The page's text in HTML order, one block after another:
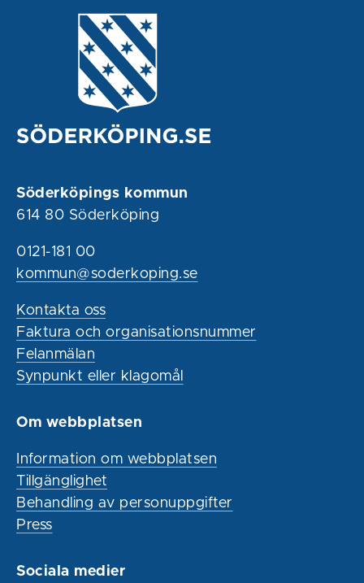
Söderköpings kommun
614 80 Söderköping
0121-181 00
kommun@soderkoping.se
Kontakta oss
Faktura och organisationsnummer
Felanmälan
Synpunkt eller klagomål
Om webbplatsen
Information om webbplatsen
Tillgänglighet
Behandling av personuppgifter
Press
Sociala medier